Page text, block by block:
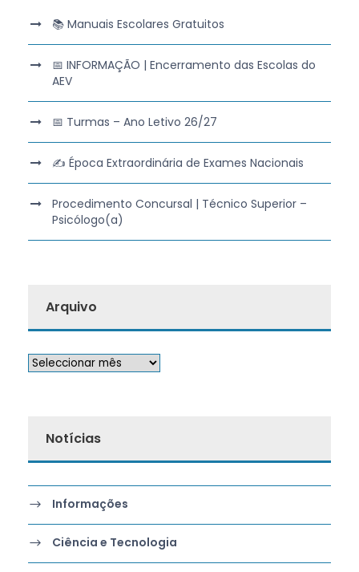
📚 Manuais Escolares Gratuitos
📅 INFORMAÇÃO | Encerramento das Escolas do
AEV
📅 Turmas – Ano Letivo 26/27
✍️ Época Extraordinária de Exames Nacionais
Procedimento Concursal | Técnico Superior –
Psicólogo(a)
Arquivo
Notícias
Informações
Ciência e Tecnologia